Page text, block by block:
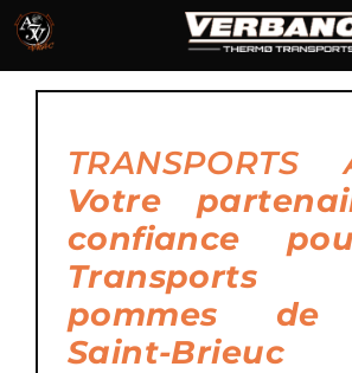
Passer
au
Votre
confiance
pommes de
Saint-Brieuc